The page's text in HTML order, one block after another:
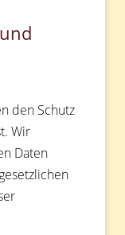
den Schutz
Wir
Daten